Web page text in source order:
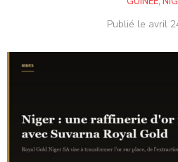
Publié le avril